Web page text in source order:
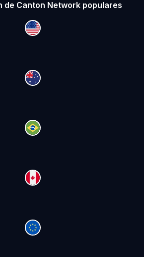
de Canton Network populares